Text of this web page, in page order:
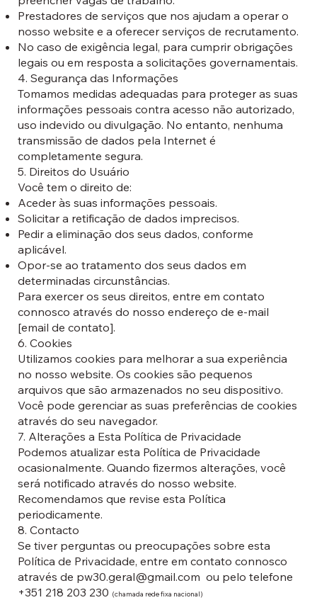
Prestadores de serviços que nos ajudam a operar o
nosso website e a oferecer serviços de recrutamento.
No caso de exigência legal, para cumprir obrigações
legais ou em resposta a solicitações governamentais.
4. Segurança das Informações
Tomamos medidas adequadas para proteger as suas
informações pessoais contra acesso não autorizado,
uso indevido ou divulgação. No entanto, nenhuma
transmissão de dados pela Internet é
completamente segura.
5. Direitos do Usuário
Você tem o direito de:
Aceder às suas informações pessoais.
Solicitar a retificação de dados imprecisos.
Pedir a eliminação dos seus dados, conforme
aplicável.
Opor-se ao tratamento dos seus dados em
determinadas circunstâncias.
Para exercer os seus direitos, entre em contato
connosco através do nosso endereço de e-mail
[email de contato].
6. Cookies
Utilizamos cookies para melhorar a sua experiência
no nosso website. Os cookies são pequenos
arquivos que são armazenados no seu dispositivo.
Você pode gerenciar as suas preferências de cookies
através do seu navegador.
7. Alterações a Esta Política de Privacidade
Podemos atualizar esta Política de Privacidade
ocasionalmente. Quando fizermos alterações, você
será notificado através do nosso website.
Recomendamos que revise esta Política
periodicamente.
8. Contacto
Se tiver perguntas ou preocupações sobre esta
Política de Privacidade, entre em contato connosco
através de pw30.geral@gmail.com ou pelo telefone
+351 218 203 230 (chamada rede fixa nacional)